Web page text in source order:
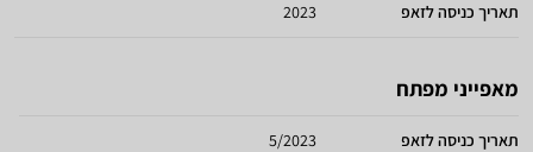
תאריך כניסה לזאפ 2023
מאפייני מפתח
תאריך כניסה לזאפ 5/2023